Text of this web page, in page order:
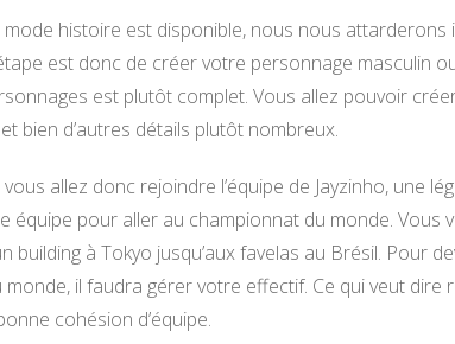
mode histoire est disponible, nous nous attarderons
est donc de créer votre personnage masculin
est plutôt complet. Vous allez pouvoir
bien d’autres détails plutôt nombreux.
allez donc rejoindre l’équipe de Jayzinho, une
équipe pour aller au championnat du monde. Vous
building à Tokyo jusqu’aux favelas au Brésil. Pour
il faudra gérer votre effectif. Ce qui veut dire
cohésion d’équipe.